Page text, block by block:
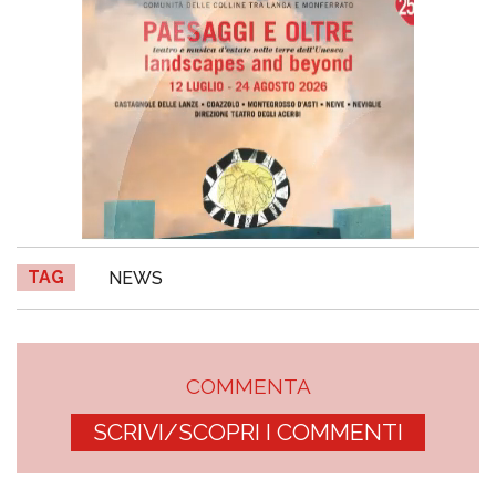
TAG NEWS
COMMENTA
SCRIVI/SCOPRI I COMMENTI